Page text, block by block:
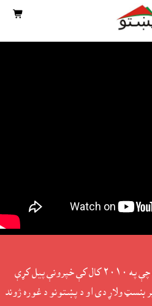

پښتو تلويزيون يو کورنيز چينل ده چې په ٢٠١٠ کال کې خپرونې پيل کړې
بنسټ ولاړ دى او د پښتونو د غوره ژوند